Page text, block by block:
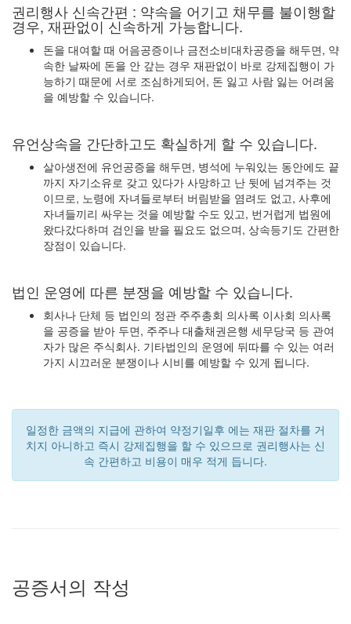
권리행사 신속간편 : 약속을 어기고 채무를 불이행할
경우, 재판없이 신속하게 가능합니다.
돈을 대여할 때 어음공증이나 금전소비대차공증을 해두면, 약
속한 날짜에 돈을 안 갚는 경우 재판없이 바로 강제집행이 가
능하기 때문에 서로 조심하게되어, 돈 잃고 사람 잃는 어려움
을 예방할 수 있습니다.
유언상속을 간단하고도 확실하게 할 수 있습니다.
살아생전에 유언공증을 해두면, 병석에 누워있는 동안에도 끝
까지 자기소유로 갖고 있다가 사망하고 난 뒷에 넘겨주는 것
이므로, 노령에 자녀들로부터 버림받을 염려도 없고, 사후에
자녀들끼리 싸우는 것을 예방할 수도 있고, 번거럽게 법원에
왔다갔다하며 검인을 받을 필요도 없으며, 상속등기도 간편한
장점이 있습니다.
법인 운영에 따른 분쟁을 예방할 수 있습니다.
회사나 단체 등 법인의 정관 주주총회 의사록 이사회 의사록
을 공증을 받아 두면, 주주나 대출채권은행 세무당국 등 관여
자가 많은 주식회사. 기타법인의 운영에 뒤따를 수 있는 여러
가지 시끄러운 분쟁이나 시비를 예방할 수 있게 됩니다.
일정한 금액의 지급에 관하여 약정기일후 에는 재판 절차를 거
치지 아니하고 즉시 강제집행을 할 수 있으므로 권리행사는 신
속 간편하고 비용이 매우 적게 듭니다.
공증서의 작성